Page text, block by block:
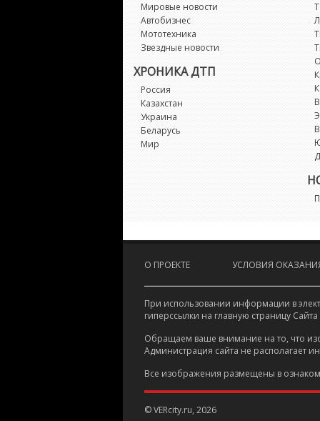
Мировые новости
Автобизнес
Мототехника
Звездные новости
ХРОНИКА ДТП
Россия
Казахстан
Украина
Беларусь
Мир
О ПРОЕКТЕ УСЛОВИЯ
При использовании информации в
гиперссылки на главную страницу
Обращаем ваше внимание на то, что
Администрация сайта не располагает
Все изображения размещены в
© VERcity.ru, 2026